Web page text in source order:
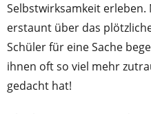
Selbstwirksamkeit
erstaunt über das
Schüler für eine Sache
ihnen oft so viel mehr
gedacht hat!